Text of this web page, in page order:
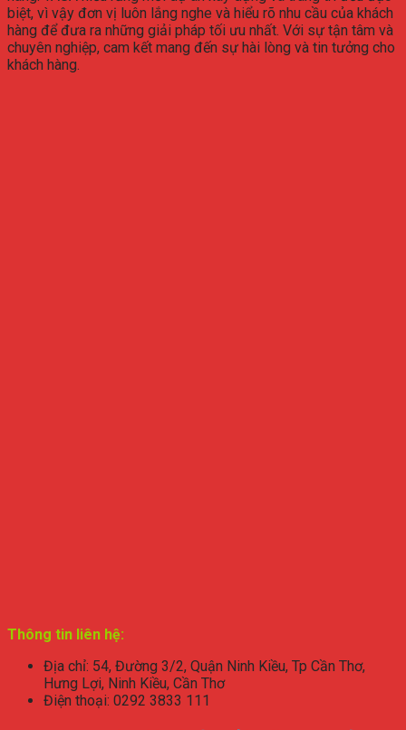
biệt, vì vậy đơn vị luôn lắng nghe và hiểu rõ nhu cầu của khách
hàng để đưa ra những giải pháp tối ưu nhất. Với sự tận tâm và
chuyên nghiệp, cam kết mang đến sự hài lòng và tin tưởng cho
khách hàng.
Thông tin liên hệ:
Địa chỉ: 54, Đường 3/2, Quận Ninh Kiều, Tp Cần Thơ,
Hưng Lợi, Ninh Kiều, Cần Thơ
Điện thoại: 0292 3833 111